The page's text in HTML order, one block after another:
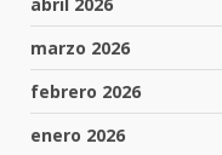
marzo 2026
febrero 2026
enero 2026